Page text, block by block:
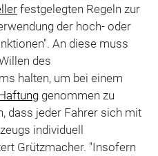
festgelegten Regeln zur
der hoch- oder
An diese muss
des
halten, um bei einem
genommen zu
dass jeder Fahrer sich mit
individuell
Grützmacher. "Insofern